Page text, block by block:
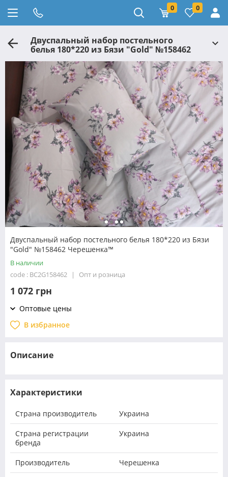
0 0
Двуспальный набор постельного
белья 180*220 из Бязи "Gold" №158462
Черешенка™
Двуспальный набор постельного белья 180*220 из Бязи
"Gold" №158462 Черешенка™
В наличии
code : BC2G158462
Опт и розница
1 072 грн
Оптовые цены
В избранное
Описание
Характеристики
Страна производитель Украина
Страна регистрации
бренда
Украина
Производитель Черешенка